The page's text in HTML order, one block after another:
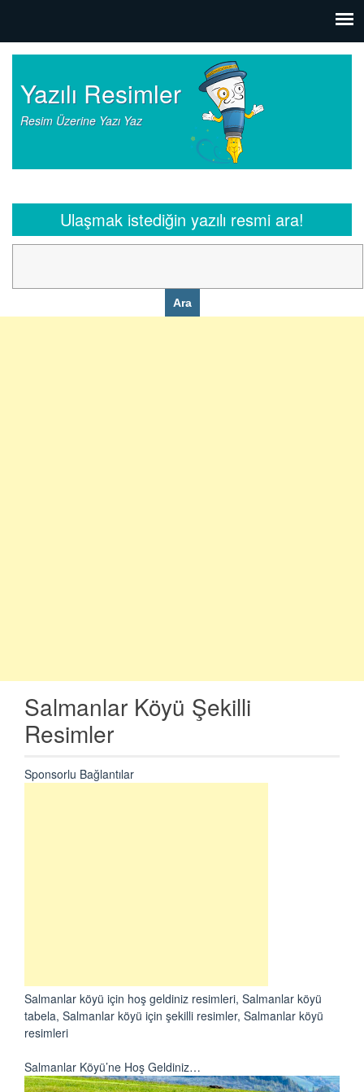
Yazılı Resimler
Resim Üzerine Yazı Yaz
Ulaşmak istediğin yazılı resmi ara!
Salmanlar Köyü Şekilli
Resimler
Sponsorlu Bağlantılar
Salmanlar köyü için hoş geldiniz resimleri, Salmanlar köyü
tabela, Salmanlar köyü için şekilli resimler, Salmanlar köyü
resimleri
Salmanlar Köyü’ne Hoş Geldiniz…